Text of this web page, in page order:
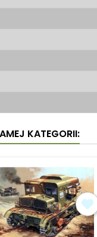
KATEGORII: